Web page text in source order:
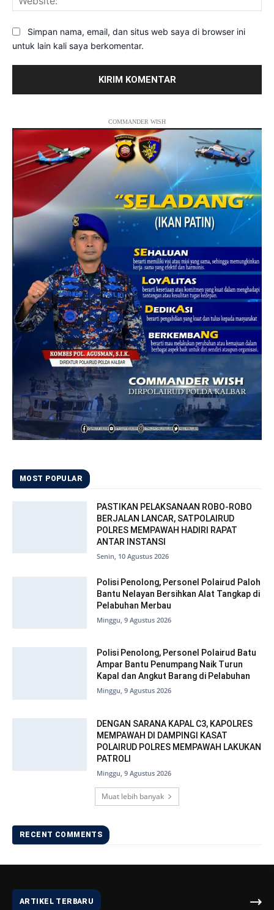
Simpan nama, email, dan situs web saya di browser ini
untuk lain kali saya berkomentar.
COMMANDER WISH
MOST POPULAR
PASTIKAN PELAKSANAAN ROBO-ROBO
BERJALAN LANCAR, SATPOLAIRUD
POLRES MEMPAWAH HADIRI RAPAT
ANTAR INSTANSI
Senin, 10 Agustus 2026
Polisi Penolong, Personel Polairud Paloh
Bantu Nelayan Bersihkan Alat Tangkap di
Pelabuhan Merbau
Minggu, 9 Agustus 2026
Polisi Penolong, Personel Polairud Batu
Ampar Bantu Penumpang Naik Turun
Kapal dan Angkut Barang di Pelabuhan
Minggu, 9 Agustus 2026
DENGAN SARANA KAPAL C3, KAPOLRES
MEMPAWAH DI DAMPINGI KASAT
POLAIRUD POLRES MEMPAWAH LAKUKAN
PATROLI
Minggu, 9 Agustus 2026
Muat lebih banyak
RECENT COMMENTS
ARTIKEL TERBARU